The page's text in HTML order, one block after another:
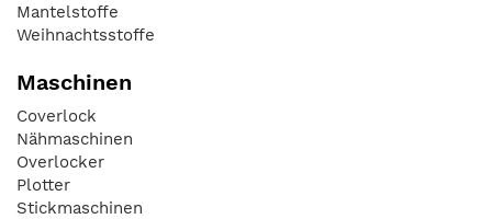
Mantelstoffe
Weihnachtsstoffe
Maschinen
Coverlock
Nähmaschinen
Overlocker
Plotter
Stickmaschinen